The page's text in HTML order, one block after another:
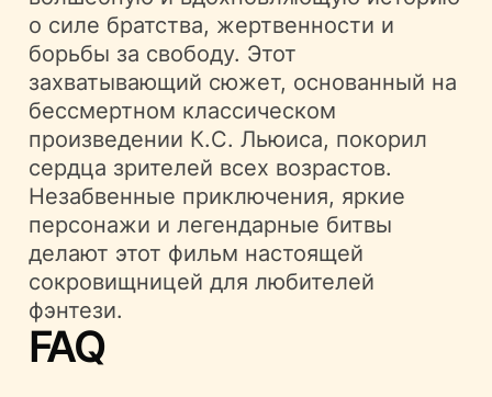
о силе братства, жертвенности и
борьбы за свободу. Этот
захватывающий сюжет, основанный на
бессмертном классическом
произведении К.С. Льюиса, покорил
сердца зрителей всех возрастов.
Незабвенные приключения, яркие
персонажи и легендарные битвы
делают этот фильм настоящей
сокровищницей для любителей
фэнтези.
FAQ